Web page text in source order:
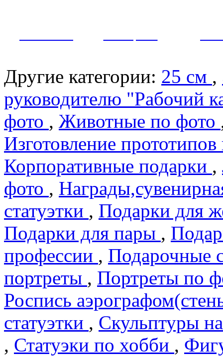
Другие категории: 25 см ,
руководителю "Рабочий
фото , Животные по фото
Изготовление
Корпоративные подарки ,
фото ,
статуэтки , Подарки для
Подарки для пары ,
профеcсии , Подарочные
портреты , Портреты по
Роспись
статуэтки , Скульптуры
, Статуэки по хобби ,